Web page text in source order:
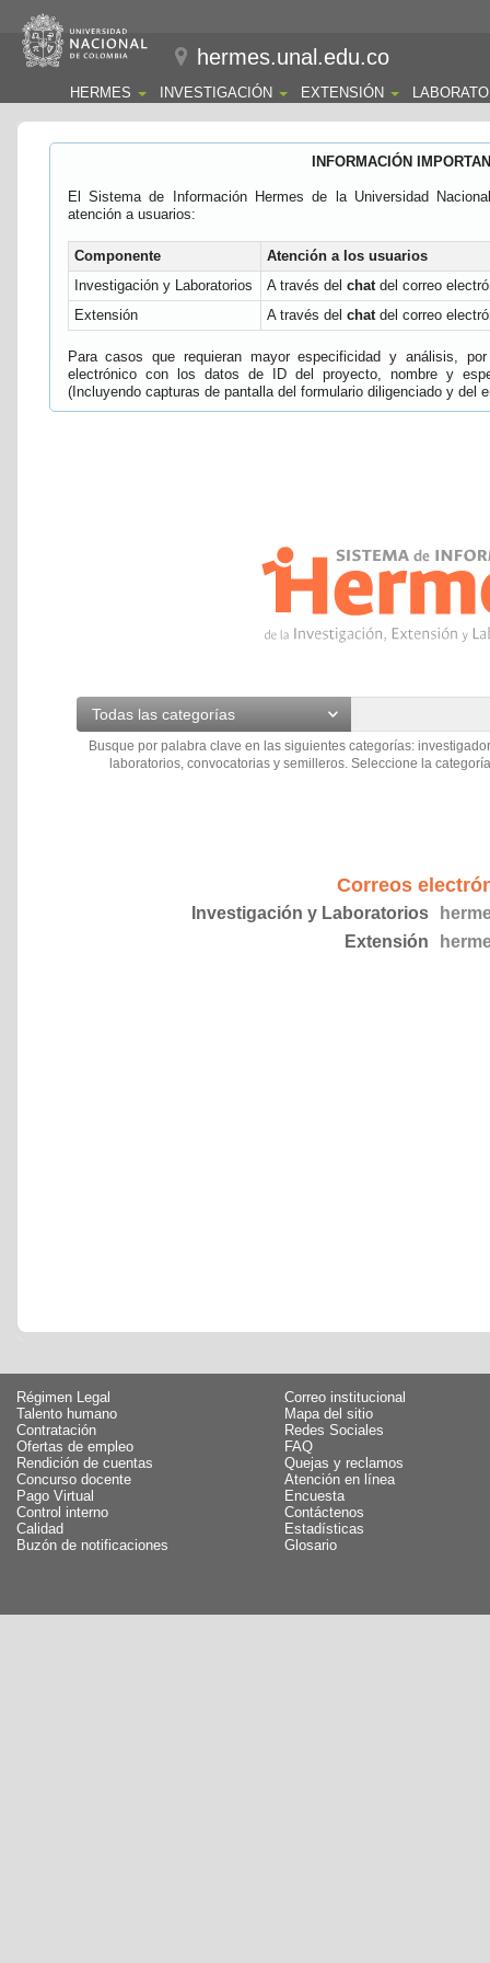
hermes.unal.edu.co
HERMES INVESTIGACIÓN EXTENSIÓN
INFORMACIÓN
El Sistema de Información Hermes de la Universidad
atención a usuarios:
Componente
Atención a los usuarios
Investigación y Laboratorios
A través del chatdel correo
Extensión
A través del chatdel correo
Para casos que requieran mayor especificidad y análisis,
electrónico con los datos de ID del proyecto, nombre y
(Incluyendo capturas de pantalla del formulario diligenciado y del
Todas las categorías
Busque por palabra clave en las siguientes categorías:
laboratorios, convocatorias y semilleros. Seleccione la
Correos
Investigación y Laboratorios
Extensión
Régimen Legal
Talento humano
Contratación
Ofertas de empleo
Rendición de cuentas
Concurso docente
Pago Virtual
Control interno
Calidad
Buzón de notificaciones
Correo institucional
Mapa del sitio
Redes Sociales
FAQ
Quejas y reclamos
Atención en línea
Encuesta
Contáctenos
Estadísticas
Glosario